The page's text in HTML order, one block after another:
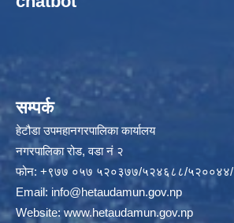
सम्पर्क
हेटौडा उपमहानगरपालिका कार्यालय
नगरपालिका रोड, वडा नं २
फोन: +९७७ ०५७ ५२०३७७/५२४६८८/५२००४४/
Email: info@hetaudamun.gov.np
Website: www.hetaudamun.gov.np